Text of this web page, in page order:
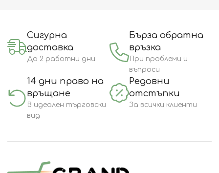
Сигурна
доставка
До 2 работни дни
Бърза обратна
връзка
При проблеми и
въпроси
14 дни право на
връщане
В идеален търговски
вид
Редовни
отстъпки
За всички клиенти